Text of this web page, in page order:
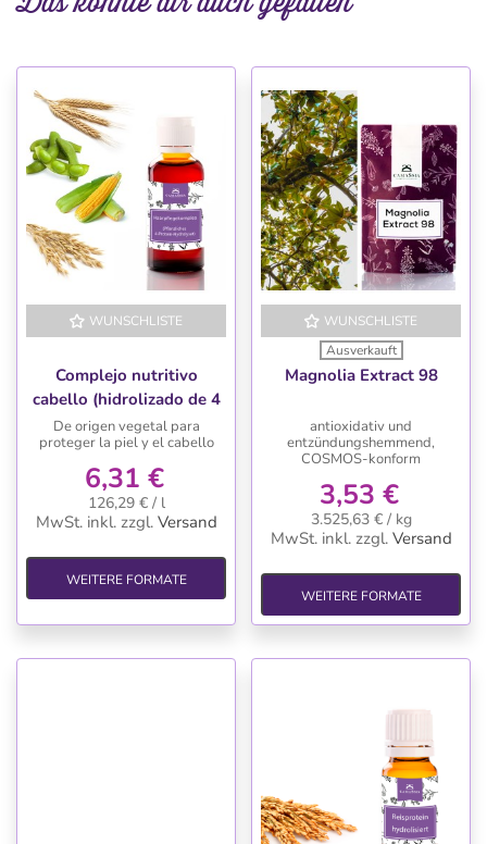
WUNSCHLISTE
Complejo nutritivo
cabello (hidrolizado de 4
proteinas vegetales)
De origen vegetal para
proteger la piel y el cabello
6,31 €
126,29 € / l
MwSt. inkl. zzgl. Versand
WEITERE FORMATE
WUNSCHLISTE
Ausverkauft
Magnolia Extract 98
antioxidativ und
entzündungshemmend,
COSMOS-konform
3,53 €
3.525,63 € / kg
MwSt. inkl. zzgl. Versand
WEITERE FORMATE